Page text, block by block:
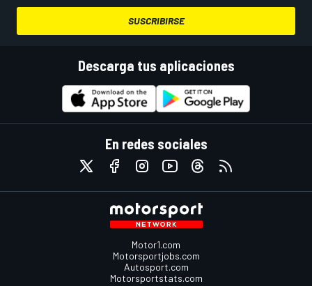
SUSCRIBIRSE
Descarga tus aplicaciones
En redes sociales
Motor1.com
Motorsportjobs.com
Autosport.com
Motorsportstats.com